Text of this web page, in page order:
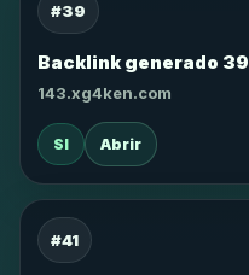
#39
Backlink generado 39
143.xg4ken.com
SI Abrir
#41